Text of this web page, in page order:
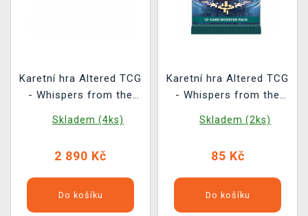
Karetní hra Altered TCG
- Whispers from the
boosterů)
Skladem (4ks)
2 890 Kč
Do košíku
Karetní hra Altered TCG
- Whispers from the
Skladem (2ks)
85 Kč
Do košíku